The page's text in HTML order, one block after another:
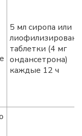
5 мл сиропа или
таблетки (4 мг
ондансетрона)
каждые 12 ч